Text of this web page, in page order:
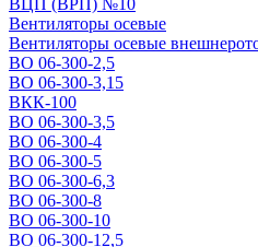
ВЦП (ВРП) №10
Вентиляторы осевые
Вентиляторы осевые
ВО 06-300-2,5
ВО 06-300-3,15
ВКК-100
ВО 06-300-3,5
ВО 06-300-4
ВО 06-300-5
ВО 06-300-6,3
ВО 06-300-8
ВО 06-300-10
ВО 06-300-12,5